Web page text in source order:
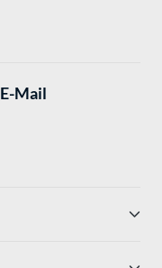
E-Mail